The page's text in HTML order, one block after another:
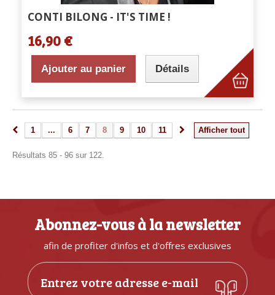
CONTI BILONG - IT'S TIME !
16,90 €
Ajouter au panier Détails
Afficher tout
1 ... 6 7 8 9 10 11
Résultats 85 - 96 sur 122.
Abonnez-vous à la newsletter
afin de profiter d'infos et d'offres exclusives